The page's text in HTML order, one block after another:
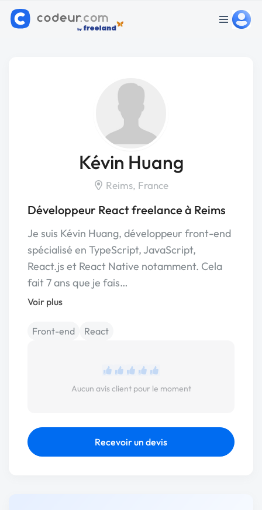
Kévin Huang
Reims, France
Développeur React freelance à Reims
Je suis Kévin Huang, développeur front-end
spécialisé en TypeScript, JavaScript,
React.js et React Native notamment. Cela
fait 7 ans que je fais…
Voir plus
Front-end React
Aucun avis client pour le moment
Recevoir un devis